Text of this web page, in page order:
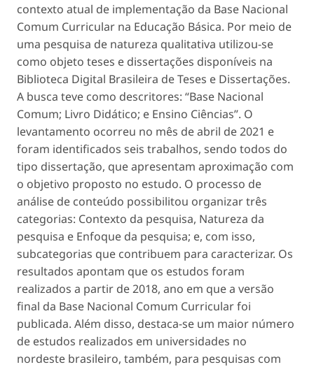
contexto atual de implementação da Base Nacional
Comum Curricular na Educação Básica. Por meio de
uma pesquisa de natureza qualitativa utilizou-se
como objeto teses e dissertações disponíveis na
Biblioteca Digital Brasileira de Teses e Dissertações.
A busca teve como descritores: “Base Nacional
Comum; Livro Didático; e Ensino Ciências”. O
levantamento ocorreu no mês de abril de 2021 e
foram identificados seis trabalhos, sendo todos do
tipo dissertação, que apresentam aproximação com
o objetivo proposto no estudo. O processo de
análise de conteúdo possibilitou organizar três
categorias: Contexto da pesquisa, Natureza da
pesquisa e Enfoque da pesquisa; e, com isso,
subcategorias que contribuem para caracterizar. Os
resultados apontam que os estudos foram
realizados a partir de 2018, ano em que a versão
final da Base Nacional Comum Curricular foi
publicada. Além disso, destaca-se um maior número
de estudos realizados em universidades no
nordeste brasileiro, também, para pesquisas com